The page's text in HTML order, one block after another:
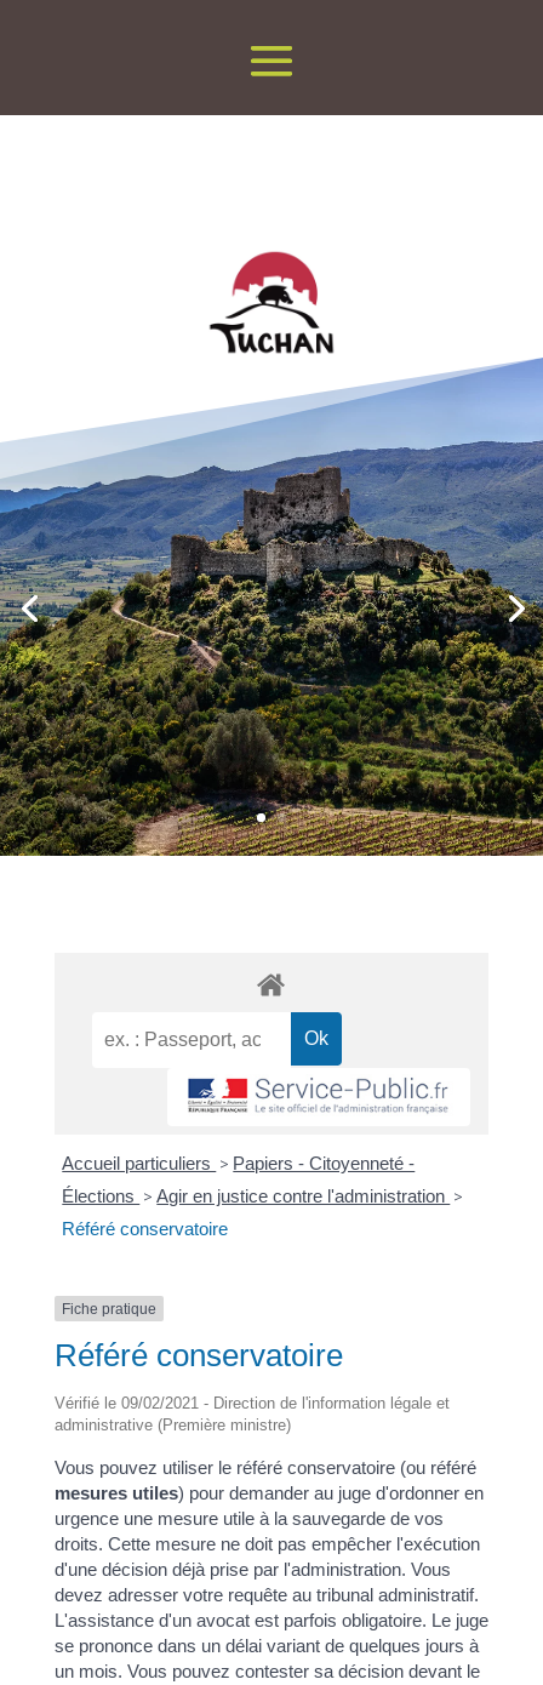
Accueil particuliers > Papiers - Citoyenneté -
Élections > Agir en justice contre l'administration >
Référé conservatoire
Fiche pratique
Référé conservatoire
Vérifié le 09/02/2021 - Direction de l'information légale et
administrative (Première ministre)
Vous pouvez utiliser le référé conservatoire (ou référé
mesures utiles) pour demander au juge d'ordonner en
urgence une mesure utile à la sauvegarde de vos
droits. Cette mesure ne doit pas empêcher l'exécution
d'une décision déjà prise par l'administration. Vous
devez adresser votre requête au tribunal administratif.
L'assistance d'un avocat est parfois obligatoire. Le juge
se prononce dans un délai variant de quelques jours à
un mois. Vous pouvez contester sa décision devant le